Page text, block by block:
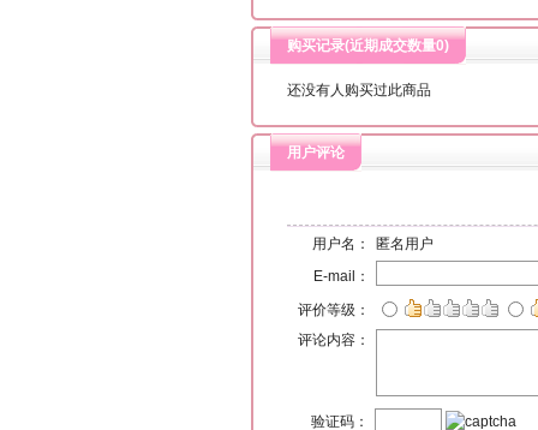
购买记录(近期成交数量0)
还没有人购买过此商品
用户评论
用户名：
匿名用户
E-mail：
评价等级：
评论内容：
验证码：